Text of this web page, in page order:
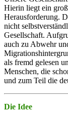
Hierin liegt ein
Herausforderung.
nicht
Gesellschaft.
auch zu Abwehr
als fremd gelesen
Menschen, die
und zum Teil die
Die Idee